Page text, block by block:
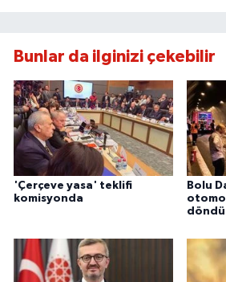
Bunlar da ilginizi çekebilir
'Çerçeve yasa' teklifi
komisyonda
Bolu